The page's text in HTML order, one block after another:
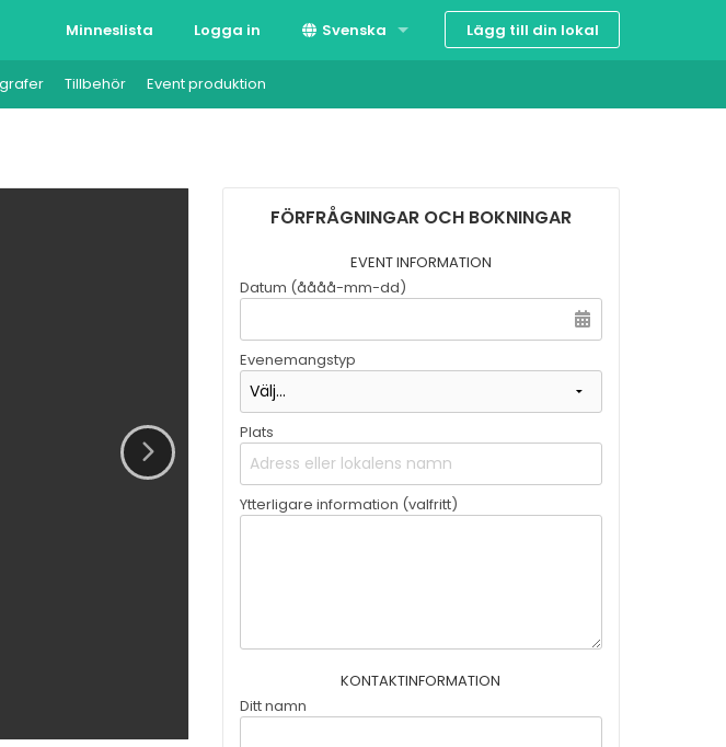
Minneslista Logga in Svenska Lägg till din lokal
Tillbehör Event produktion
FÖRFRÅGNINGAR OCH BOKNINGAR
EVENT INFORMATION
Datum (åååå-mm-dd)
Evenemangstyp
Plats
Ytterligare information (valfritt)
KONTAKTINFORMATION
Ditt namn